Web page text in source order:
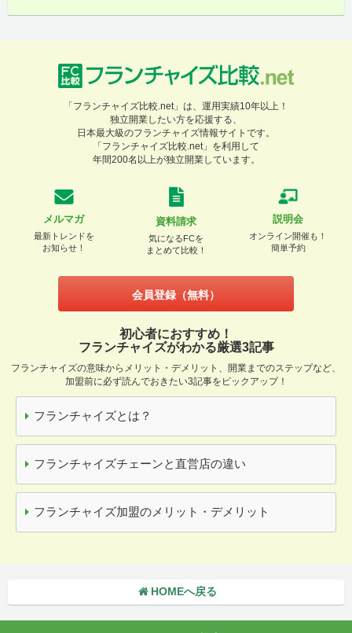
「フランチャイズ比較.net」は、運用実績10年以上！
独立開業したい方を応援する、
日本最大級のフランチャイズ情報サイトです。
「フランチャイズ比較.net」を利用して
年間200名以上が独立開業しています。
メルマガ
最新トレンドを
お知らせ！
資料請求
気になるFCを
まとめて比較！
説明会
オンライン開催も！
簡単予約
会員登録（無料）
初心者におすすめ！
フランチャイズがわかる厳選3記事
フランチャイズの意味からメリット・デメリット、開業までのステップなど、
加盟前に必ず読んでおきたい3記事をピックアップ！
フランチャイズとは？
フランチャイズチェーンと直営店の違い
フランチャイズ加盟のメリット・デメリット
HOMEへ戻る